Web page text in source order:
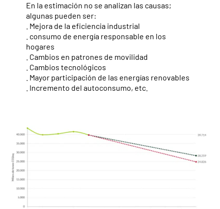
En la estimación no se analizan las causas;
algunas pueden ser:
. Mejora de la eficiencia industrial
. consumo de energía responsable en los
hogares
. Cambios en patrones de movilidad
. Cambios tecnológicos
. Mayor participación de las energías renovables
. Incremento del autoconsumo, etc.